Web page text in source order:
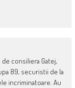
consiliera Gatej,
89, securistii de la
incriminatoare. Au